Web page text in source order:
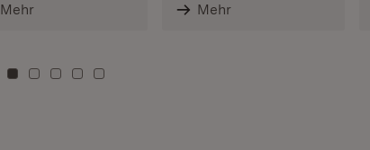
Mehr Mehr
Zu Kachel: 0
Zu Kachel: 3
Zu Kachel: 6
Zu Kachel: 9
Zu Kachel: 12